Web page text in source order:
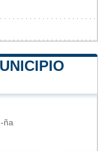
ña